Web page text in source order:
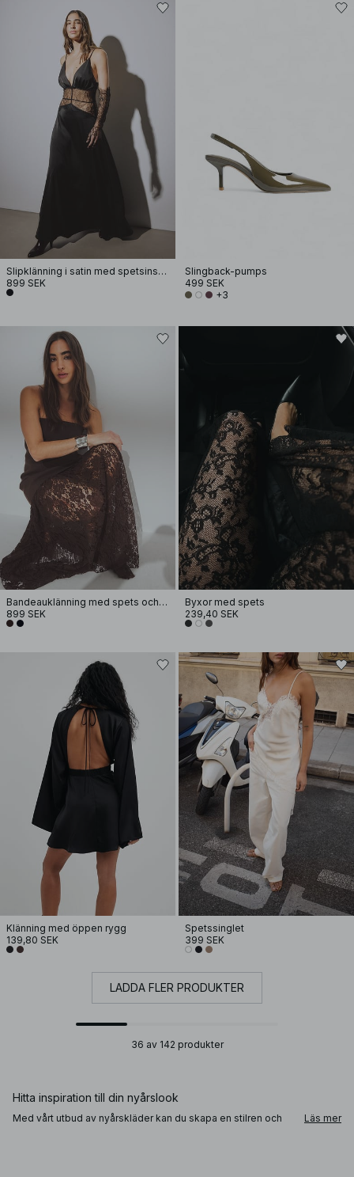
Slipklänning i satin med spetsinsats
899 SEK
Slingback-pumps
499 SEK
+3
Bandeauklänning med spets och skulptural kjol
899 SEK
Byxor med spets
239,40 SEK
Klänning med öppen rygg
139,80 SEK
Spetssinglet
399 SEK
LADDA FLER PRODUKTER
36 av 142 produkter
Hitta inspiration till din nyårslook
Med vårt utbud av nyårskläder kan du skapa en stilren och
Läs mer